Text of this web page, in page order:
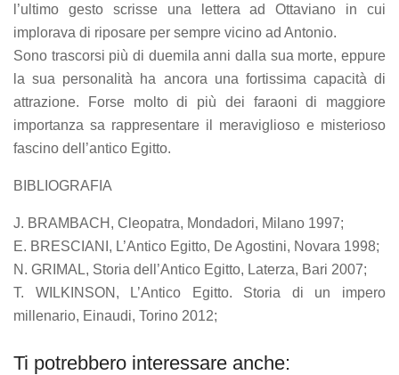
l’ultimo gesto scrisse una lettera ad Ottaviano in cui
implorava di riposare per sempre vicino ad Antonio.
Sono trascorsi più di duemila anni dalla sua morte, eppure
la sua personalità ha ancora una fortissima capacità di
attrazione. Forse molto di più dei faraoni di maggiore
importanza sa rappresentare il meraviglioso e misterioso
fascino dell’antico Egitto.
BIBLIOGRAFIA
J. BRAMBACH, Cleopatra, Mondadori, Milano 1997;
E. BRESCIANI, L’Antico Egitto, De Agostini, Novara 1998;
N. GRIMAL, Storia dell’Antico Egitto, Laterza, Bari 2007;
T. WILKINSON, L’Antico Egitto. Storia di un impero
millenario, Einaudi, Torino 2012;
Ti potrebbero interessare anche: